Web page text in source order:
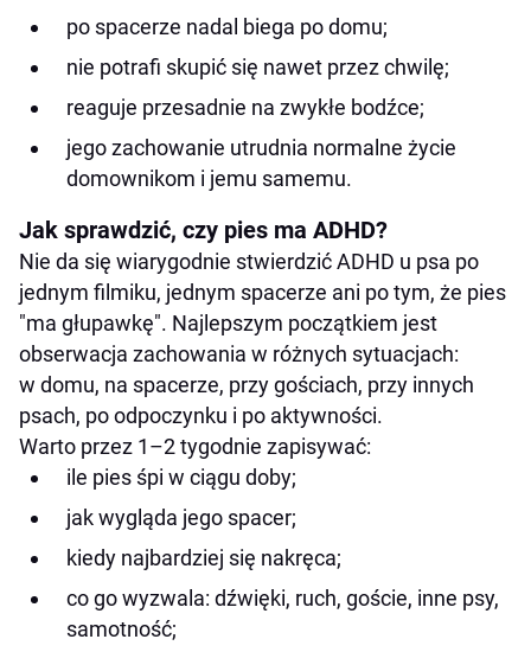
po spacerze nadal biega po domu;
nie potrafi skupić się nawet przez chwilę;
reaguje przesadnie na zwykłe bodźce;
jego zachowanie utrudnia normalne życie
domownikom i jemu samemu.
Jak sprawdzić, czy pies ma ADHD?
Nie da się wiarygodnie stwierdzić ADHD u psa po
jednym filmiku, jednym spacerze ani po tym, że pies
"ma głupawkę". Najlepszym początkiem jest
obserwacja zachowania w różnych sytuacjach:
w domu, na spacerze, przy gościach, przy innych
psach, po odpoczynku i po aktywności.
Warto przez 1–2 tygodnie zapisywać:
ile pies śpi w ciągu doby;
jak wygląda jego spacer;
kiedy najbardziej się nakręca;
co go wyzwala: dźwięki, ruch, goście, inne psy,
samotność;